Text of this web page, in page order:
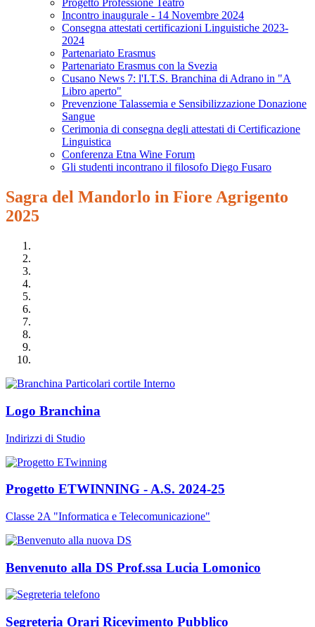
Progetto Professione Teatro
Incontro inaugurale - 14 Novembre 2024
Consegna attestati certificazioni Linguistiche 2023-
2024
Partenariato Erasmus
Partenariato Erasmus con la Svezia
Cusano News 7: l'I.T.S. Branchina di Adrano in "A
Libro aperto"
Prevenzione Talassemia e Sensibilizzazione Donazione
Sangue
Cerimonia di consegna degli attestati di Certificazione
Linguistica
Conferenza Etna Wine Forum
Gli studenti incontrano il filosofo Diego Fusaro
Sagra del Mandorlo in Fiore Agrigento
2025
Logo Branchina
Indirizzi di Studio
Progetto ETWINNING - A.S. 2024-25
Classe 2A "Informatica e Telecomunicazione"
Benvenuto alla DS Prof.ssa Lucia Lomonico
Segreteria Orari Ricevimento Pubblico